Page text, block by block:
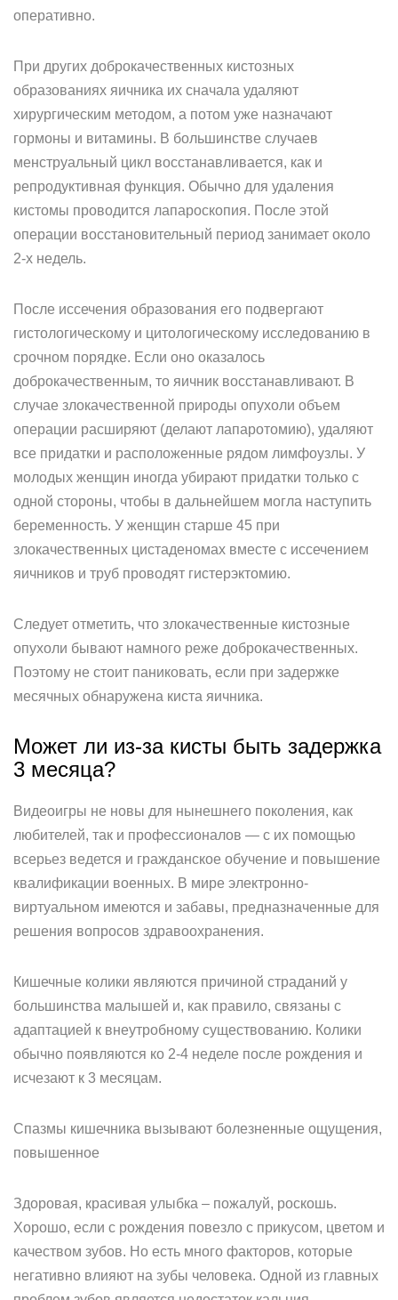
оперативно.
При других доброкачественных кистозных
образованиях яичника их сначала удаляют
хирургическим методом, а потом уже назначают
гормоны и витамины. В большинстве случаев
менструальный цикл восстанавливается, как и
репродуктивная функция. Обычно для удаления
кистомы проводится лапароскопия. После этой
операции восстановительный период занимает около
2-х недель.
После иссечения образования его подвергают
гистологическому и цитологическому исследованию в
срочном порядке. Если оно оказалось
доброкачественным, то яичник восстанавливают. В
случае злокачественной природы опухоли объем
операции расширяют (делают лапаротомию), удаляют
все придатки и расположенные рядом лимфоузлы. У
молодых женщин иногда убирают придатки только с
одной стороны, чтобы в дальнейшем могла наступить
беременность. У женщин старше 45 при
злокачественных цистаденомах вместе с иссечением
яичников и труб проводят гистерэктомию.
Следует отметить, что злокачественные кистозные
опухоли бывают намного реже доброкачественных.
Поэтому не стоит паниковать, если при задержке
месячных обнаружена киста яичника.
Может ли из-за кисты быть задержка
3 месяца?
Видеоигры не новы для нынешнего поколения, как
любителей, так и профессионалов — с их помощью
всерьез ведется и гражданское обучение и повышение
квалификации военных. В мире электронно-
виртуальном имеются и забавы, предназначенные для
решения вопросов здравоохранения.
Кишечные колики являются причиной страданий у
большинства малышей и, как правило, связаны с
адаптацией к внеутробному существованию. Колики
обычно появляются ко 2-4 неделе после рождения и
исчезают к 3 месяцам.
Спазмы кишечника вызывают болезненные ощущения,
повышенное
Здоровая, красивая улыбка – пожалуй, роскошь.
Хорошо, если с рождения повезло с прикусом, цветом и
качеством зубов. Но есть много факторов, которые
негативно влияют на зубы человека. Одной из главных